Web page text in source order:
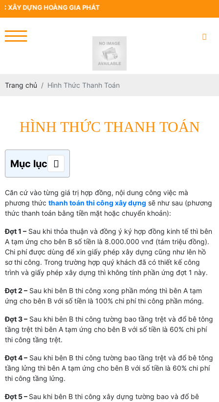
DỰNG HOÀNG GIA PHÁT
Trang chủ Hình Thức Thanh Toán
HÌNH THỨC THANH TOÁN
Mục lục
Căn cứ vào từng giá trị hợp đồng, nội dung công việc mà
phương thức thanh toán thi công xây dựng sẽ như sau (phương
thức thanh toán bằng tiền mặt hoặc chuyển khoản):
Đợt 1 – Sau khi thỏa thuận và đồng ý ký hợp đồng kinh tế thì bên
A tạm ứng cho bên B số tiền là 8.000.000 vnđ (tám triệu đồng).
Chi phí được dùng để xin giấy phép xây dựng cũng như lên hồ
sơ thi công. Trong trường hợp quý khách đã có thiết kế công
trình và giấy phép xây dựng thì không tính phần ứng đợt 1 này.
Đợt 2 – Sau khi bên B thi công xong phần móng thì bên A tạm
ứng cho bên B với số tiền là 100% chi phí thi công phần móng.
Đợt 3 – Sau khi bên B thi công tường bao tầng trệt và đổ bê tông
tầng trệt thì bên A tạm ứng cho bên B với số tiền là 60% chi phí
thi công tầng trệt.
Đợt 4 – Sau khi bên B thi công tường bao tầng trệt và đổ bê tông
tầng lửng thì bên A tạm ứng cho bên B với số tiền là 60% chi phí
thi công tầng lửng.
Đợt 5 – Sau khi bên B thi công xây dựng tường bao và đổ bê